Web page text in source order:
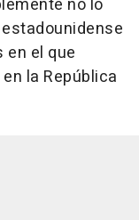
no lo
el que
la República